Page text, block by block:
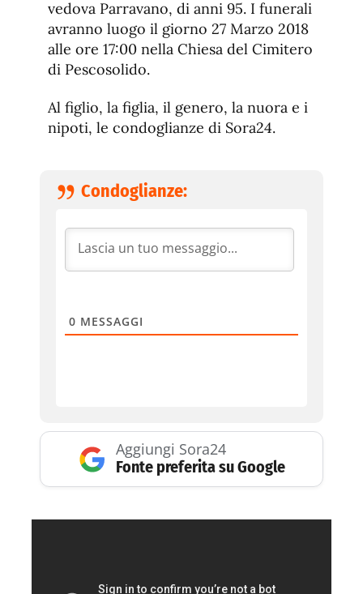
vedova Parravano, di anni 95. I funerali
avranno luogo il giorno 27 Marzo 2018
alle ore 17:00 nella Chiesa del Cimitero
di Pescosolido.
Al figlio, la figlia, il genero, la nuora e i
nipoti, le condoglianze di Sora24.
Condoglianze:
0 MESSAGGI
Aggiungi Sora24
Fonte preferita su Google